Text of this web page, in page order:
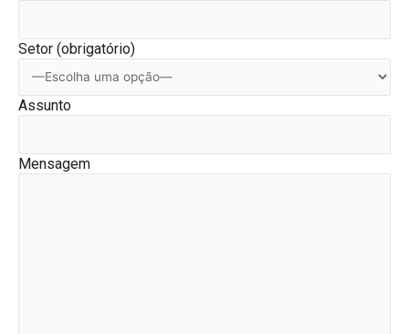
Setor (obrigatório)
Assunto
Mensagem